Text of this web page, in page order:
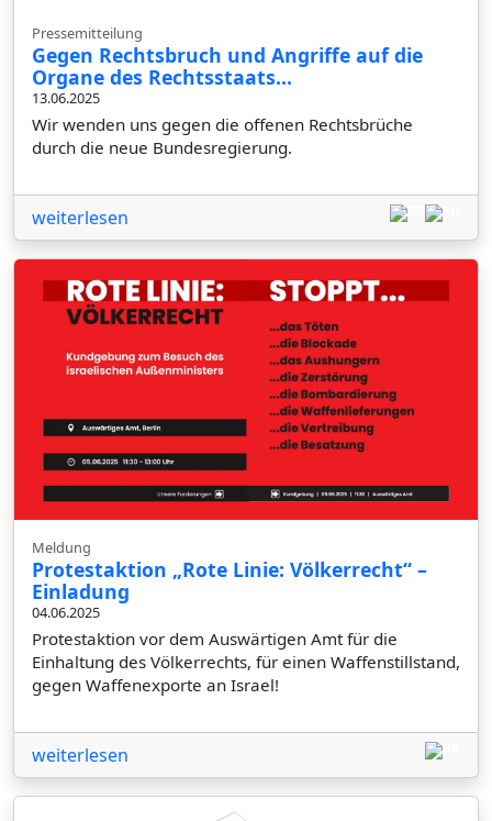
Pressemitteilung
Gegen Rechtsbruch und Angriffe auf die
Organe des Rechtsstaats...
13.06.2025
Wir wenden uns gegen die offenen Rechtsbrüche
durch die neue Bundesregierung.
weiterlesen
Meldung
Protestaktion „Rote Linie: Völkerrecht“ –
Einladung
04.06.2025
Protestaktion vor dem Auswärtigen Amt für die
Einhaltung des Völkerrechts, für einen Waffenstillstand,
gegen Waffenexporte an Israel!
weiterlesen